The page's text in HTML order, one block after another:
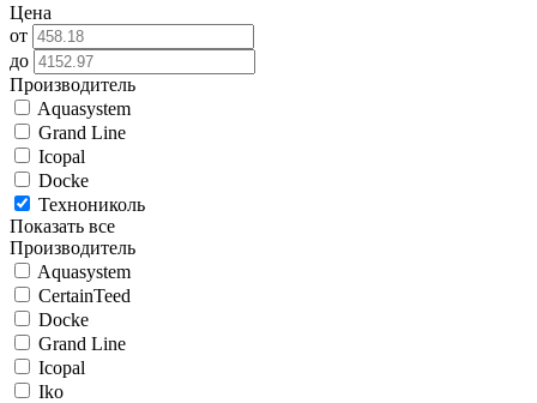
Цена
от
до
Производитель
Aquasystem
Grand Line
Icopal
Docke
Технониколь
Показать все
Производитель
Aquasystem
CertainTeed
Docke
Grand Line
Icopal
Iko